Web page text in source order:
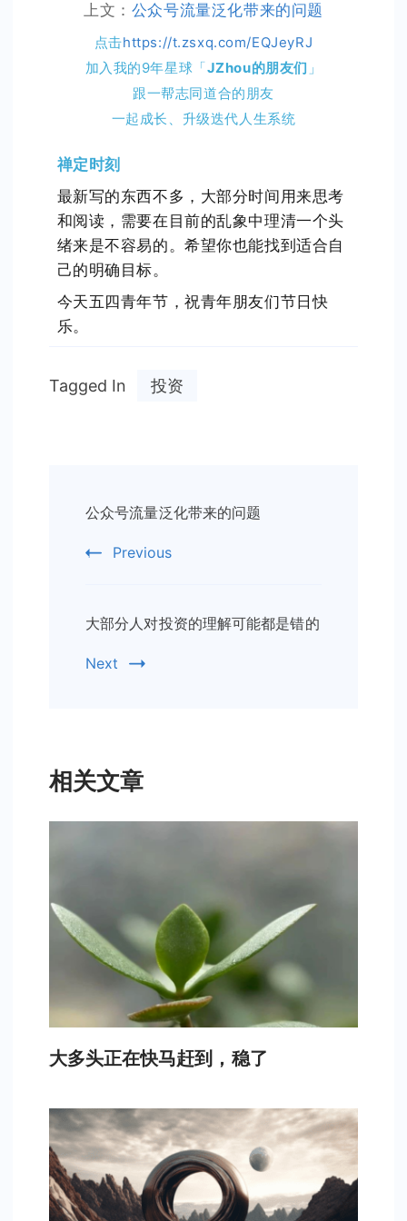
上文： 公众号流量泛化带来的问题
点击https://t.zsxq.com/EQJeyRJ
加入我的9年星球「JZhou的朋友们 」
跟一帮志同道合的朋友
一起成长、升级迭代人生系统
禅定时刻
最新写的东西不多，大部分时间用来思考
和阅读，需要在目前的乱象中理清一个头
绪来是不容易的。希望你也能找到适合自
己的明确目标。
今天五四青年节，祝青年朋友们节日快
乐。
Tagged In 投资
Navigation
公众号流量泛化带来的问题
Previous
大部分人对投资的理解可能都是错的
Next
相关文章
大多头正在快马赶到，稳了